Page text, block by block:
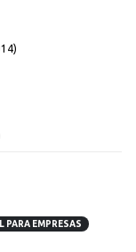
PARA EMPRESAS